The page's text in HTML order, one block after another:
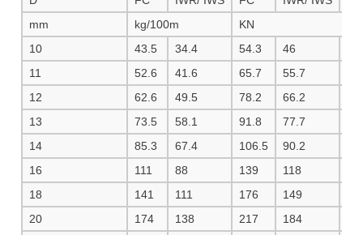
mm
kg/100m
KN
10
43.5 34.4 54.3 46
11
52.6 41.6 65.7 55.7
12
62.6 49.5 78.2 66.2
13
73.5 58.1 91.8 77.7
14
85.3 67.4 106.5 90.2
16
111 88 139 118
18
141 111 176 149
20
174 138 217 184